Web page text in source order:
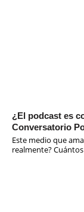
¿El podcast es
Conversatorio
Este medio que
realmente?